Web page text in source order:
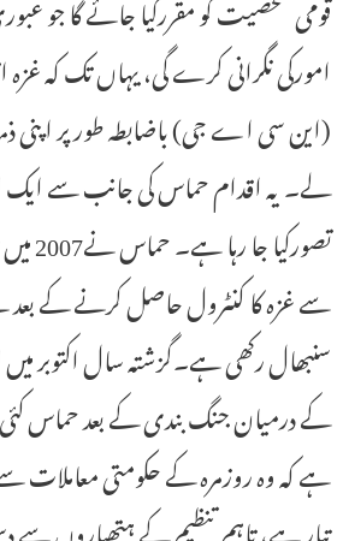
امورکی نگرانی کرے گی، یہاں تک کہ غزہ
(این سی اے جی) باضابطہ طور پر اپنی
لے۔ یہ اقدام حماس کی جانب سے ایک
سے غزہ کا کنٹرول حاصل کرنے کے بعد
سنبھال رکھی ہے۔گزشتہ سال اکتوبر
کے درمیان جنگ بندی کے بعد حماس کئی
ہے کہ وہ روزمرہ کے حکومتی